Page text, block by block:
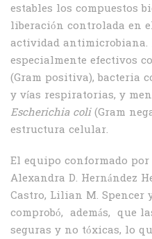
estables los compuestos
liberación controlada en
actividad antimicrobiana.
especialmente efectivos
(Gram positiva), bacteria
y vías respiratorias, y
Escherichia coli(Gram
estructura celular.
El equipo conformado por
Alexandra D. Hernández
Castro, Lilian M. Spencer
comprobó, además, que
seguras y no tóxicas, lo